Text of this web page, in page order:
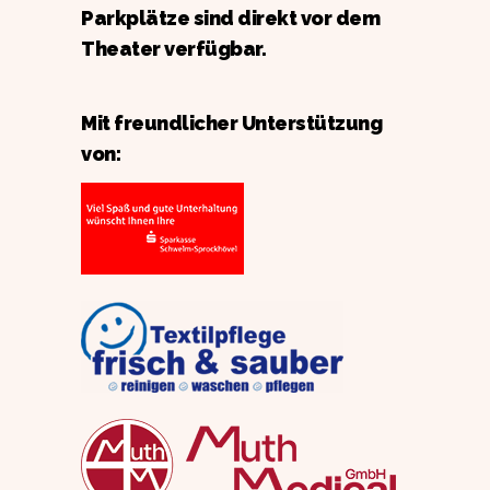
Parkplätze sind direkt vor dem
Theater verfügbar.
Mit freundlicher Unterstützung
von: